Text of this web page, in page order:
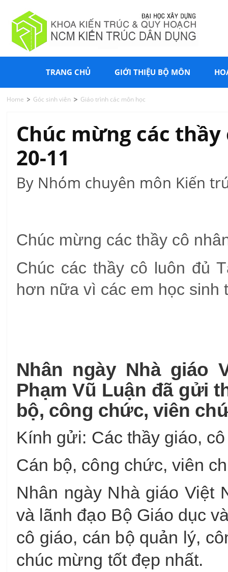
TRANG CHỦ GIỚI THIỆU BỘ MÔN
Home Góc sinh viên Giáo trình các môn học
Chúc mừng các
20-11
By Nhóm chuyên môn Kiến
Chúc mừng các thầy cô
Chúc các thầy cô luôn đủ
hơn nữa vì các em học sinh
Nhân ngày Nhà giáo
Phạm Vũ Luận đã gửi
bộ, công chức, viên
Kính gửi: Các thầy giáo,
Cán bộ, công chức, viên
Nhân ngày Nhà giáo Việt
và lãnh đạo Bộ Giáo dục
cô giáo, cán bộ quản lý,
chúc mừng tốt đẹp nhất.